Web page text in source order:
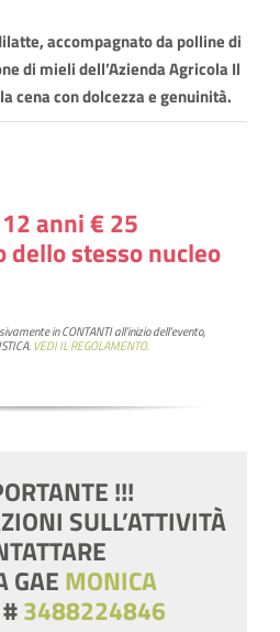
accompagnato da polline di
di mieli dell’Azienda Agricola Il
cena con dolcezza e genuinità.
anni € 25
dello stesso nucleo
inCONTANTIall’inizio dell’evento,
VEDI IL REGOLAMENTO.
!!!
SULL’ATTIVITÀ
GAE MONICA
#3488224846